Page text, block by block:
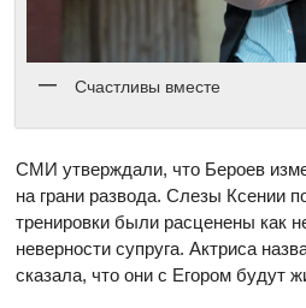
Счастливы вместе
СМИ утверждали, что Бероев
на грани развода. Слезы Ксении
тренировки были расценены как
неверности супруга. Актриса
сказала, что они с Егором будут